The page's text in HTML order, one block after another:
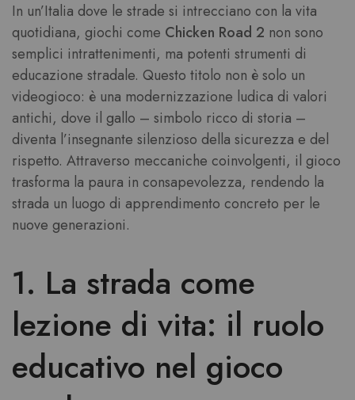
In un’Italia dove le strade si intrecciano con la vita
quotidiana, giochi come Chicken Road 2 non sono
semplici intrattenimenti, ma potenti strumenti di
educazione stradale. Questo titolo non è solo un
videogioco: è una modernizzazione ludica di valori
antichi, dove il gallo – simbolo ricco di storia –
diventa l’insegnante silenzioso della sicurezza e del
rispetto. Attraverso meccaniche coinvolgenti, il gioco
trasforma la paura in consapevolezza, rendendo la
strada un luogo di apprendimento concreto per le
nuove generazioni.
1. La strada come
lezione di vita: il ruolo
educativo nel gioco